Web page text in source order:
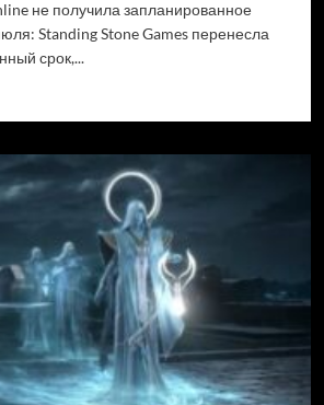
не получила запланированное
Standing Stone Games перенесла
срок,...